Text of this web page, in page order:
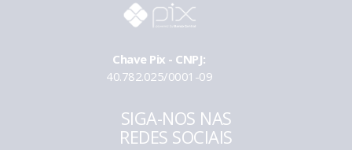
Chave Pix - CNPJ:
40.782.025/0001-09
SIGA-NOS NAS
REDES SOCIAIS